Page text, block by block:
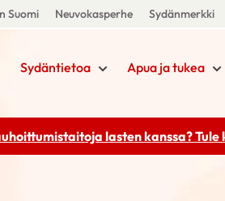
Suomi Neuvokasperhe Sydänmerkki
Sydäntietoa Apua ja tukea
lasten kanssa? Tule